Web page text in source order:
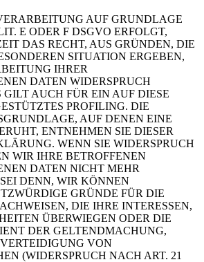
AUF GRUNDLAGE
E ODER F DSGVO ERFOLGT,
DAS RECHT, AUS GRÜNDEN, DIE
SITUATION ERGEBEN,
IHRER
DATEN WIDERSPRUCH
AUCH FÜR EIN AUF DIESE
PROFILING. DIE
AUF DENEN EINE
ENTNEHMEN SIE DIESER
WENN SIE WIDERSPRUCH
WIR IHRE BETROFFENEN
DATEN NICHT MEHR
DENN, WIR KÖNNEN
GRÜNDE FÜR DIE
DIE IHRE INTERESSEN,
ÜBERWIEGEN ODER DIE
DER GELTENDMACHUNG,
VON
(WIDERSPRUCH NACH ART. 21